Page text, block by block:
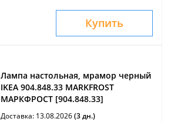
Купить
Лампа настольная, мрамор черный
IKEA 904.848.33 MARKFROST
МАРКФРОСТ [904.848.33]
Доставка: 13.08.2026(3 дн.)